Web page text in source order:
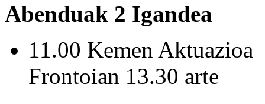
Abenduak 2 Igandea
11.00 Kemen Aktuazioa
Frontoian 13.30 arte